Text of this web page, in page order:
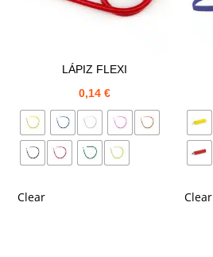
LÁPIZ FLEXI
0,14€
Clear Clear